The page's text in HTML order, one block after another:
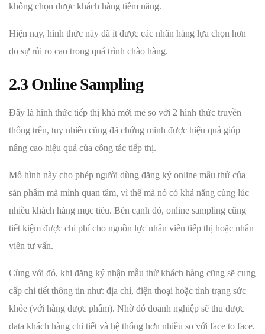
không chọn được khách hàng tiềm năng.
Hiện nay, hình thức này đã ít được các nhãn hàng lựa chọn hơn
do sự rủi ro cao trong quá trình chào hàng.
2.3 Online Sampling
Đây là hình thức tiếp thị khá mới mẻ so với 2 hình thức truyền
thống trên, tuy nhiên cũng đã chứng minh được hiệu quả giúp
nâng cao hiệu quả của công tác tiếp thị.
Mô hình này cho phép người dùng đăng ký online mẫu thử của
sản phẩm mà mình quan tâm, vì thế mà nó có khả năng cùng lúc
nhiều khách hàng mục tiêu. Bên cạnh đó, online sampling cũng
tiết kiệm được chi phí cho nguồn lực nhân viên tiếp thị hoặc nhân
viên tư vấn.
Cùng với đó, khi đăng ký nhận mẫu thử khách hàng cũng sẽ cung
cấp chi tiết thông tin như: địa chỉ, điện thoại hoặc tình trạng sức
khỏe (với hàng dược phẩm). Nhờ đó doanh nghiệp sẽ thu được
data khách hàng chi tiết và hệ thống hơn nhiều so với face to face.